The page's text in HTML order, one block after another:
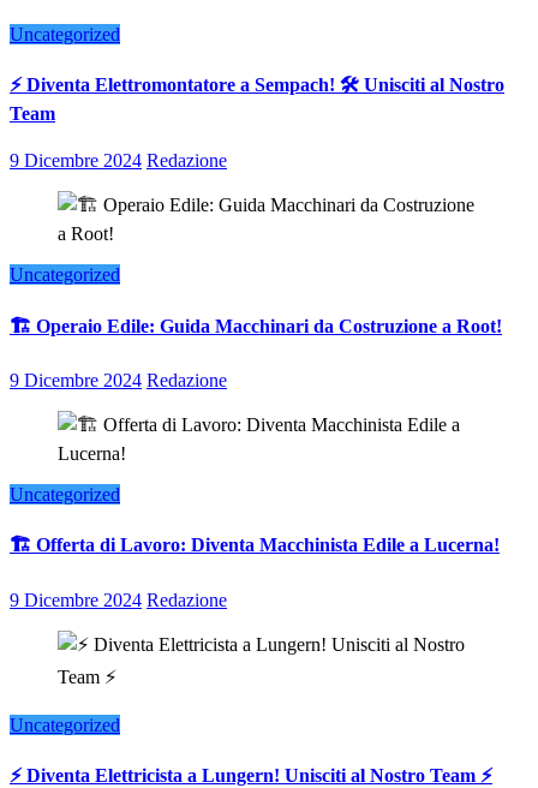
Uncategorized
⚡ Diventa Elettromontatore a Sempach! 🛠️ Unisciti al Nostro
Team
9 Dicembre 2024 Redazione
Uncategorized
🏗️ Operaio Edile: Guida Macchinari da Costruzione a Root!
9 Dicembre 2024 Redazione
Uncategorized
🏗️ Offerta di Lavoro: Diventa Macchinista Edile a Lucerna!
9 Dicembre 2024 Redazione
Uncategorized
⚡ Diventa Elettricista a Lungern! Unisciti al Nostro Team ⚡